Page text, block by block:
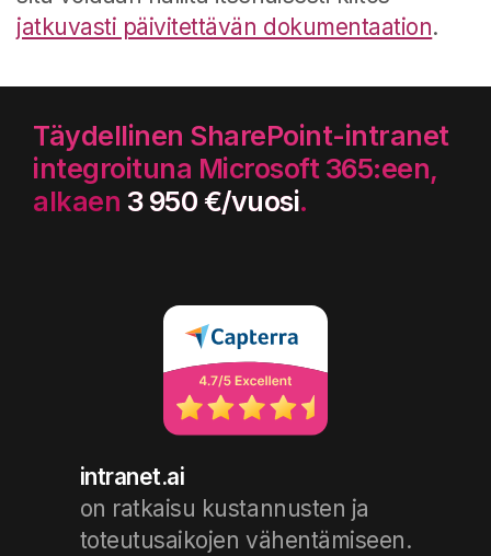
jatkuvasti päivitettävän dokumentaation.
Täydellinen SharePoint-intranet
integroituna Microsoft 365:een,
alkaen 3 950 €/vuosi.
intranet.ai
on ratkaisu kustannusten ja
toteutusaikojen vähentämiseen.